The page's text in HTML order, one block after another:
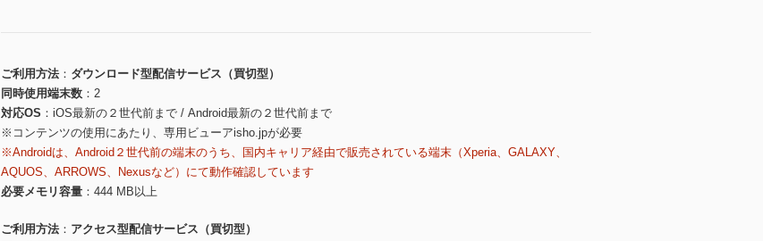
ご利用方法
ダウンロード型配信サービス（買切型）
同時使用端末数
2
対応OS
iOS最新の２世代前まで / Android最新の２世代前まで
※コンテンツの使用にあたり、専用ビューアisho.jpが必要
※Androidは、Android２世代前の端末のうち、国内キャリア経由で販売されている端末（Xperia、GALAXY、
AQUOS、ARROWS、Nexusなど）にて動作確認しています
必要メモリ容量
444 MB以上
ご利用方法
アクセス型配信サービス（買切型）